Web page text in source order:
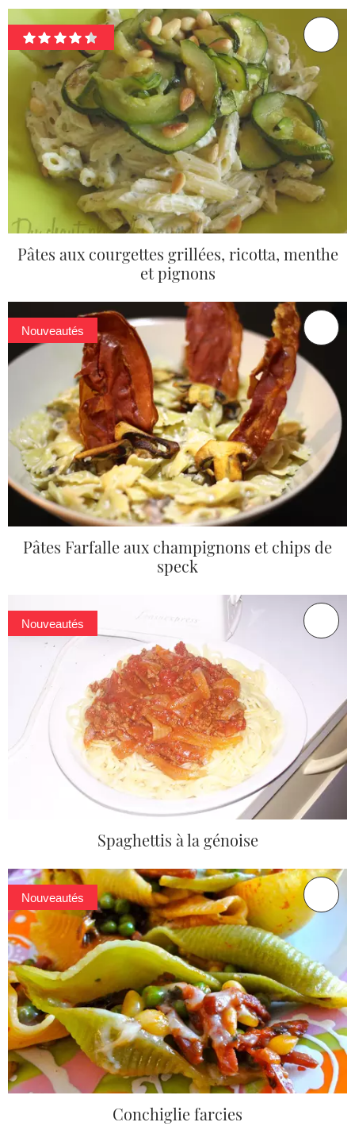
Pâtes aux courgettes grillées, ricotta, menthe
et pignons
Nouveautés
Pâtes Farfalle aux champignons et chips de
speck
Nouveautés
Spaghettis à la génoise
Nouveautés
Conchiglie farcies